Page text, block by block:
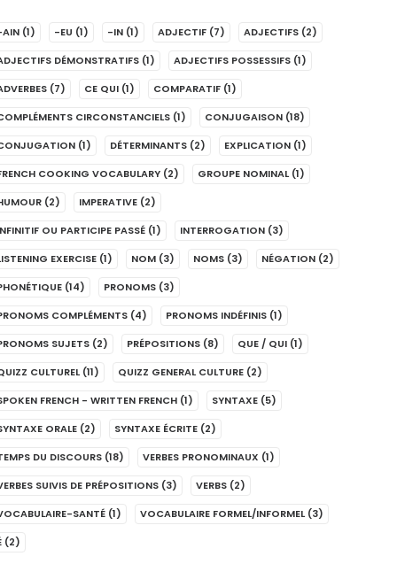
(1) -EU (1) -IN (1) ADJECTIF (7) ADJECTIFS (2)
DÉMONSTRATIFS (1) ADJECTIFS POSSESSIFS (1)
(7) CE QUI (1) COMPARATIF (1)
CIRCONSTANCIELS (1) CONJUGAISON (18)
(1) DÉTERMINANTS (2) EXPLICATION (1)
COOKING VOCABULARY (2) GROUPE NOMINAL (1)
(2) IMPERATIVE (2)
OU PARTICIPE PASSÉ (1) INTERROGATION (3)
EXERCISE (1) NOM (3) NOMS (3) NÉGATION (2)
(14) PRONOMS (3)
COMPLÉMENTS (4) PRONOMS INDÉFINIS (1)
SUJETS (2) PRÉPOSITIONS (8) QUE / QUI (1)
CULTUREL (11) QUIZZ GENERAL CULTURE (2)
FRENCH - WRITTEN FRENCH (1) SYNTAXE (5)
ORALE (2) SYNTAXE ÉCRITE (2)
DU DISCOURS (18) VERBES PRONOMINAUX (1)
SUIVIS DE PRÉPOSITIONS (3) VERBS (2)
SANTÉ (1) VOCABULAIRE FORMEL/INFORMEL (3)
(2)